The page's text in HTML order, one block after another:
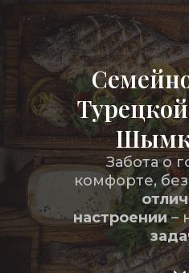
Забота о
комфорте,
настроении–